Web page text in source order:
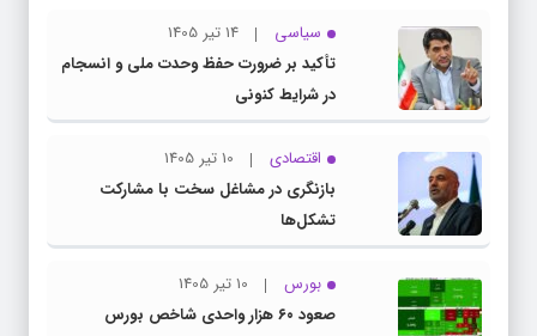
سیاسی
14 تیر 1405
تأکید بر ضرورت حفظ وحدت ملی و انسجام
در شرایط کنونی
اقتصادی
10 تیر 1405
بازنگری در مشاغل سخت با مشارکت
تشکل‌ها
بورس
10 تیر 1405
صعود ۶۰ هزار واحدی شاخص بورس